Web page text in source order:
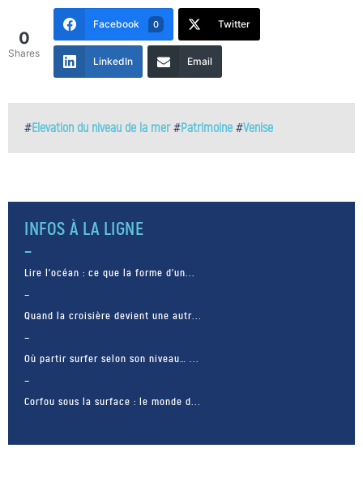
0
Shares
Facebook 0 Twitter
LinkedIn Email
#Elevation du niveau de la mer#Patrimoine #Venise
INFOS À LA LIGNE
Lire l’océan : ce que la forme d’un...
Quand la croisière devient une autr...
Où partir surfer selon son niveau… ...
Corfou sous la surface : le monde d...